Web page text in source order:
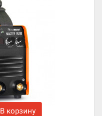
В корзину